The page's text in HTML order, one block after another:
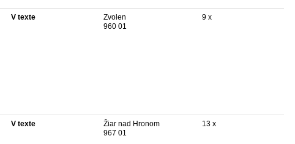
V texte
Zvolen
960 01
9 x
V texte
Žiar nad Hronom
967 01
13 x